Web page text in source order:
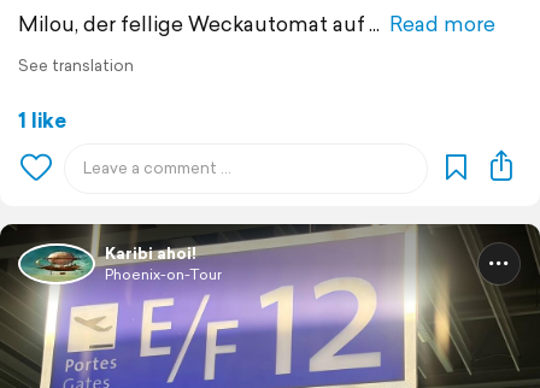
Milou, der fellige Weckautomat auf
Read more
See translation
1 like
Karibi ahoi!
Phoenix-on-Tour